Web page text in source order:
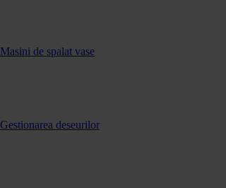
Masini de spalat vase
Gestionarea deseurilor